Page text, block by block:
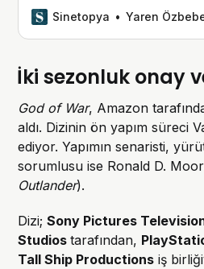
emanet edildi.
Sinetopya Yaren
İki sezonluk onay
God of War, Amazon
aldı. Dizinin ön yapım süreci
ediyor. Yapımın senaristi,
sorumlusu ise Ronald D.
Outlander).
Dizi;Sony Pictures
Studiostarafından,
Tall Ship Productions iş